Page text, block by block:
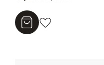
Aggiungi al carrello